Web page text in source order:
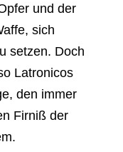
und der
sich
setzen. Doch
Latronicos
den immer
Firniß der